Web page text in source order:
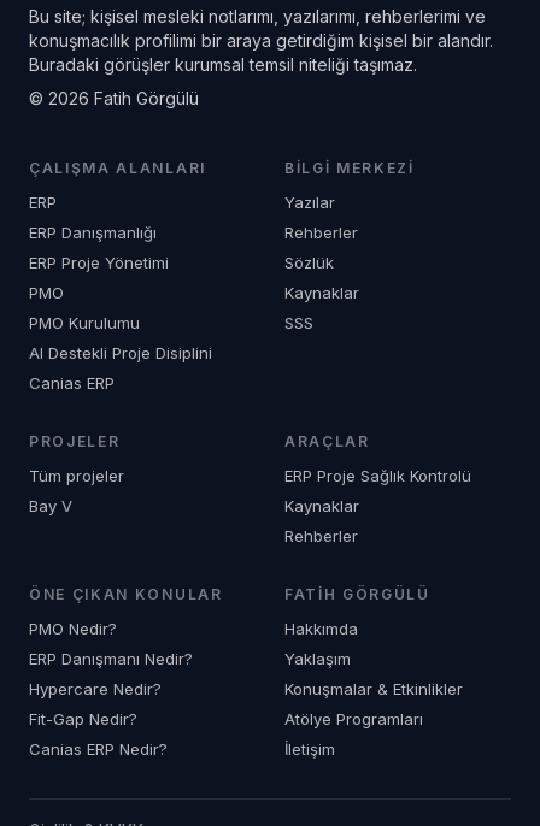
Bu site; kişisel mesleki notlarımı, yazılarımı, rehberlerimi ve
konuşmacılık profilimi bir araya getirdiğim kişisel bir alandır.
Buradaki görüşler kurumsal temsil niteliği taşımaz.
© 2026 Fatih Görgülü
ÇALIŞMA ALANLARI
ERP
ERP Danışmanlığı
ERP Proje Yönetimi
PMO
PMO Kurulumu
AI Destekli Proje Disiplini
Canias ERP
BILGI MERKEZI
Yazılar
Rehberler
Sözlük
Kaynaklar
SSS
PROJELER
Tüm projeler
Bay V
ARAÇLAR
ERP Proje Sağlık Kontrolü
Kaynaklar
Rehberler
ÖNE ÇIKAN KONULAR
PMO Nedir?
ERP Danışmanı Nedir?
Hypercare Nedir?
Fit-Gap Nedir?
Canias ERP Nedir?
FATIH GÖRGÜLÜ
Hakkımda
Yaklaşım
Konuşmalar & Etkinlikler
Atölye Programları
İletişim